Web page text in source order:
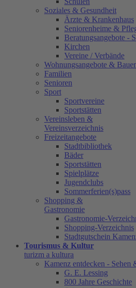
Soziales & Gesundheit
Ärzte & Krankenhaus
Seniorenheime &
Beratungsangebote -
Kirchen
Vereine / Verbände
Wohnungsangebote &
Familien
Senioren
Sport
Sportvereine
Sportstätten
Vereinsleben &
Vereinsverzeichnis
Freizeitangebote
Stadtbibliothek
Bäder
Sportstätten
Spielplätze
Jugendclubs
Sommerferien(s)pass
Shopping &
Gastronomie
Gastronomie-
Shopping-Verzeichnis
Stadtgutschein
Tourismus & Kultur
turizm a kultura
Kamenz entdecken - Sehen
G. E. Lessing
800 Jahre Geschichte